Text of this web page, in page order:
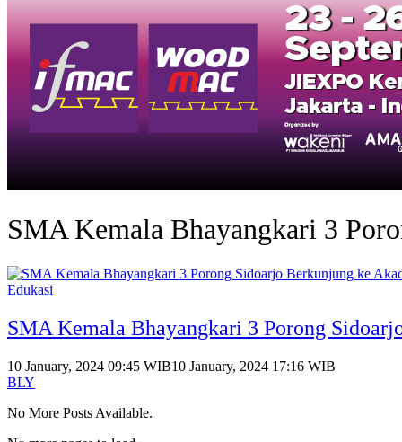
SMA Kemala Bhayangkari 3
Edukasi
SMA Kemala Bhayangkari 3 Porong
10 January, 2024 09:45 WIB10 January, 2024 17:16 WIB
BLY
No More Posts Available.